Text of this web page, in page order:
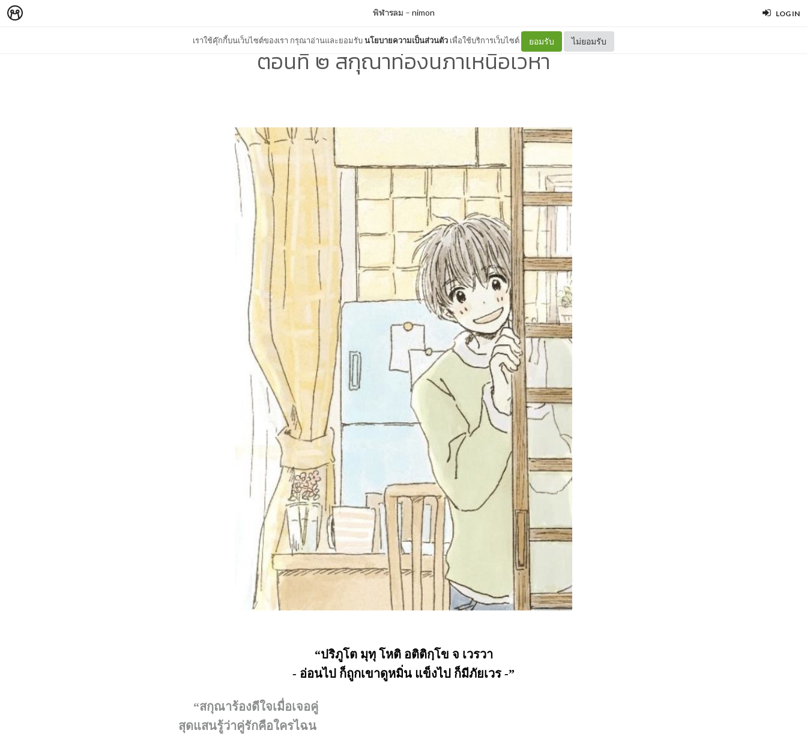
LOG IN
เราใช้คุ๊กกี้บนเว็บไซต์ของเรา กรุณาอ่านและยอมรับนโยบายความเป็นส่วนตัว เพื่อใช้บริการเว็บไซต์ ยอมรับ ไม่ยอมรับ
พิฬารลม – nimon
ตอนที่ ๒ สกุณาท่องนภาเหนือเวหา
“ปริภูโต มุทุ โหติ อติติกฺโข จ เวรวา
- อ่อนไป ก็ถูกเขาดูหมิ่น แข็งไป ก็มีภัยเวร -”
“สกุณาร้องดีใจเมื่อเจอคู่
สุดแสนรู้ว่าคู่รักคือใครไฉน